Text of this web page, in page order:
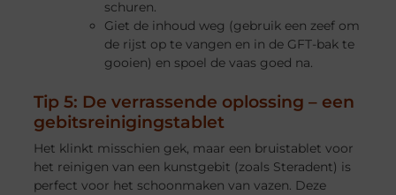
schuren.
Giet de inhoud weg (gebruik een zeef om
de rijst op te vangen en in de GFT-bak te
gooien) en spoel de vaas goed na.
Tip 5: De verrassende oplossing – een
gebitsreinigingstablet
Het klinkt misschien gek, maar een bruistablet voor
het reinigen van een kunstgebit (zoals Steradent) is
perfect voor het schoonmaken van vazen. Deze